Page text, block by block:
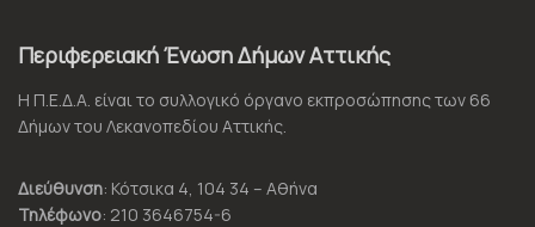
Περιφερειακή Ένωση Δήμων Αττικής
Η Π.Ε.Δ.Α. είναι το συλλογικό όργανο εκπροσώπησης των 66
Δήμων του Λεκανοπεδίου Αττικής.
Διεύθυνση: Κότσικα 4, 104 34 – Αθήνα
Τηλέφωνο: 210 3646754-6